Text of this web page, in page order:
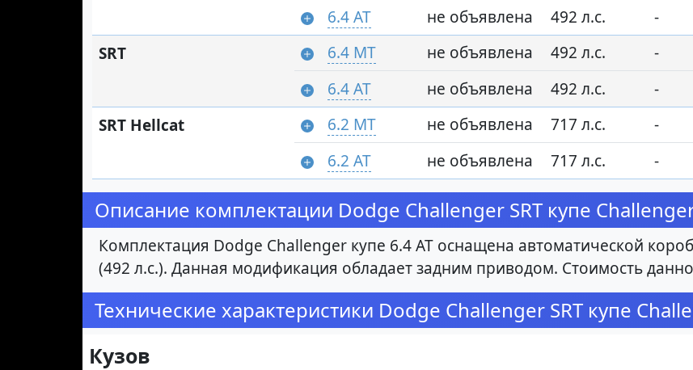
6.4 AT
не объявлена 492 л.с. -
SRT
6.4 MT не объявлена 492 л.с. -
6.4 AT
не объявлена 492 л.с. -
SRT Hellcat
6.2 MT не объявлена 717 л.с. -
6.2 AT
не объявлена 717 л.с. -
Описание комплектации Dodge Challenger SRT купе Challenger
Комплектация Dodge Challenger купе 6.4 AT оснащена автоматической
(492 л.с.). Данная модификация обладает задним приводом. Стоимость
Технические характеристики Dodge Challenger SRT купе
Кузов